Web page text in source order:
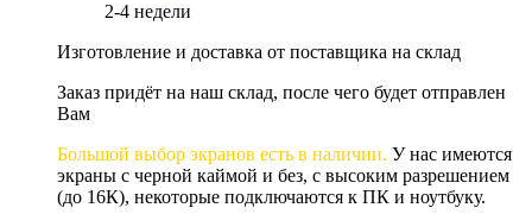
2-4 недели
Изготовление и доставка от поставщика на склад
Заказ придёт на наш склад, после чего будет отправлен
Вам
Большой выбор экранов есть в наличии. У нас имеются
экраны с черной каймой и без, с высоким разрешением
(до 16К), некоторые подключаются к ПК и ноутбуку.